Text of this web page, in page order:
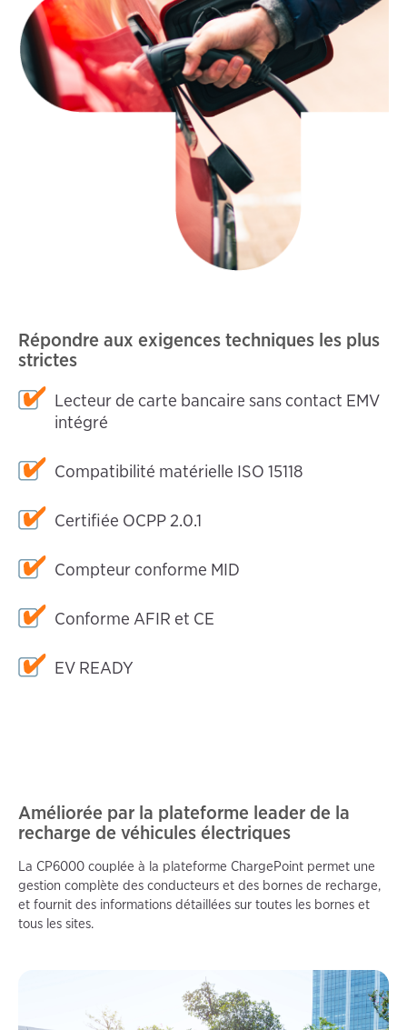
Répondre aux exigences techniques les plus
strictes
Lecteur de carte bancaire sans contact EMV
intégré
Compatibilité matérielle ISO 15118
Certifiée OCPP 2.0.1
Compteur conforme MID
Conforme AFIR et CE
EV READY
Améliorée par la plateforme leader de la
recharge de véhicules électriques
La CP6000 couplée à la plateforme ChargePoint permet une
gestion complète des conducteurs et des bornes de recharge,
et fournit des informations détaillées sur toutes les bornes et
tous les sites.